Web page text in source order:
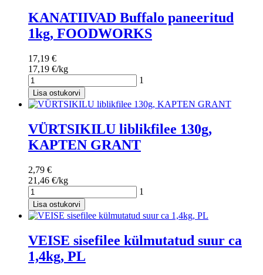
KANATIIVAD Buffalo paneeritud
1kg, FOODWORKS
17,19 €
17,19 €/kg
1
Lisa ostukorvi
VÜRTSIKILU liblikfilee 130g,
KAPTEN GRANT
2,79 €
21,46 €/kg
1
Lisa ostukorvi
VEISE sisefilee külmutatud suur ca
1,4kg, PL